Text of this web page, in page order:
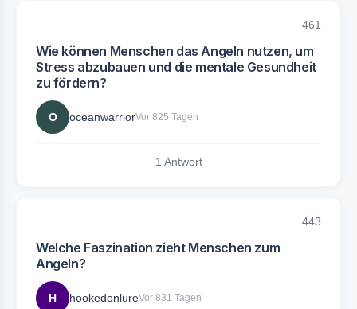
461
Wie können Menschen das Angeln nutzen, um
Stress abzubauen und die mentale Gesundheit
zu fördern?
O oceanwarriorVor 825 Tagen
1 Antwort
443
Welche Faszination zieht Menschen zum
Angeln?
H hookedonlureVor 831 Tagen